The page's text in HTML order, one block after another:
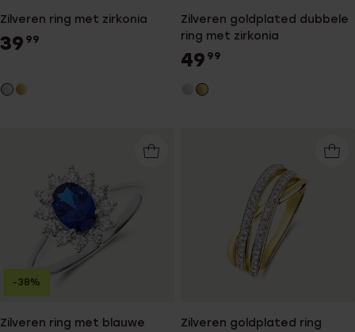
Zilveren ring met zirkonia
39 99
Zilveren goldplated dubbele
ring met zirkonia
49 99
Zilveren ring met blauwe
-38%
Zilveren goldplated ring